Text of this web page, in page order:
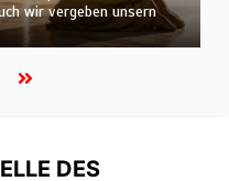
|
Das Gebet, das
uns unsere Schuld
DES